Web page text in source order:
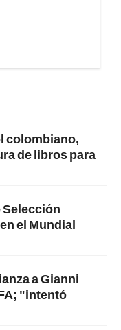
colombiano,
de libros para
el Mundial
a Gianni
"intentó